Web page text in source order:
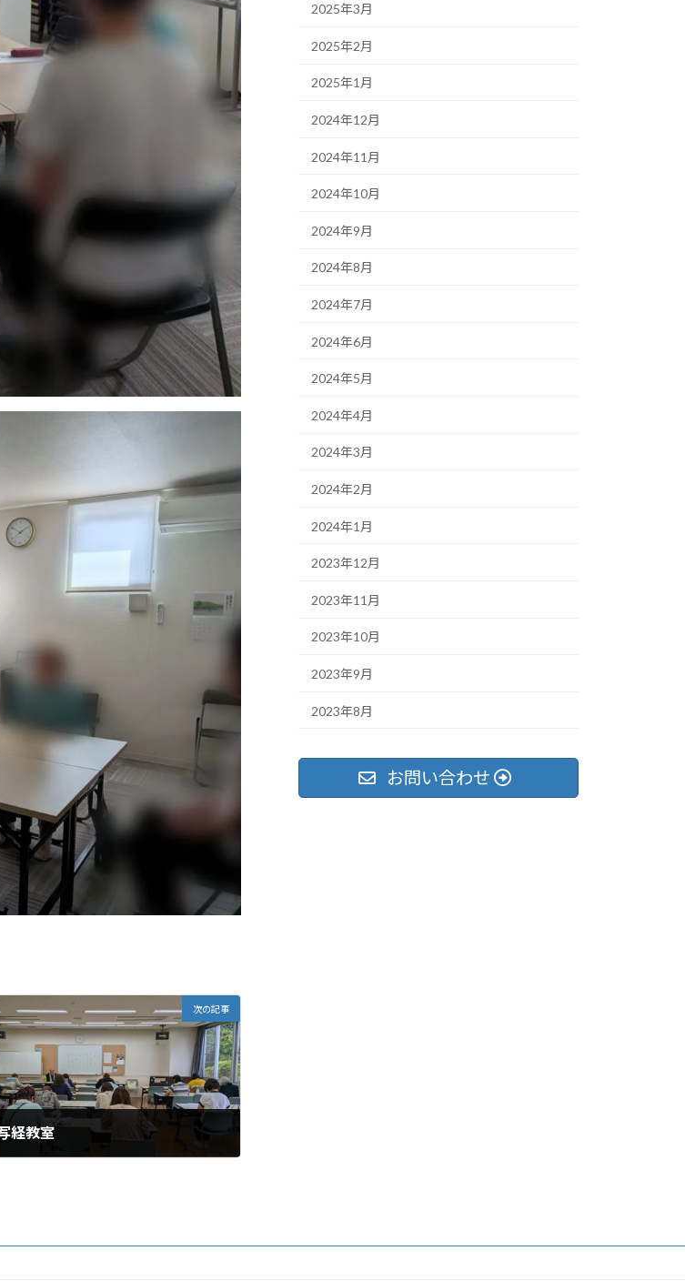
次の記事
経教室
2025年3月
2025年2月
2025年1月
2024年12月
2024年11月
2024年10月
2024年9月
2024年8月
2024年7月
2024年6月
2024年5月
2024年4月
2024年3月
2024年2月
2024年1月
2023年12月
2023年11月
2023年10月
2023年9月
2023年8月
お問い合わせ